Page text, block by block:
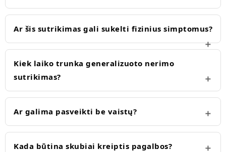
Ar šis sutrikimas gali sukelti fizinius simptomus?
Kiek laiko trunka generalizuoto nerimo
sutrikimas?
Ar galima pasveikti be vaistų?
Kada būtina skubiai kreiptis pagalbos?